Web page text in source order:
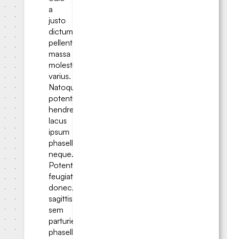
a
justo
dictumst
pellentesque
massa
molestie
varius.
Natoque
potenti
hendrerit,
lacus
ipsum
phasellus
neque.
Potenti
feugiat
donec,
sagittis
sem
parturient
phasellus.